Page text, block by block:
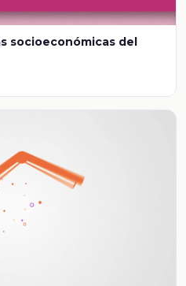
socioeconómicas del